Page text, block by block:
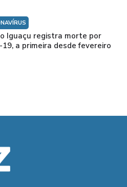
Iguaçu registra morte por
19, a primeira desde fevereiro